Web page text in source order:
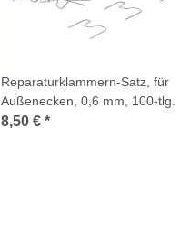
Reparaturklammern-Satz, für
Außenecken, 0,6 mm, 100-tlg.
8,50 € *